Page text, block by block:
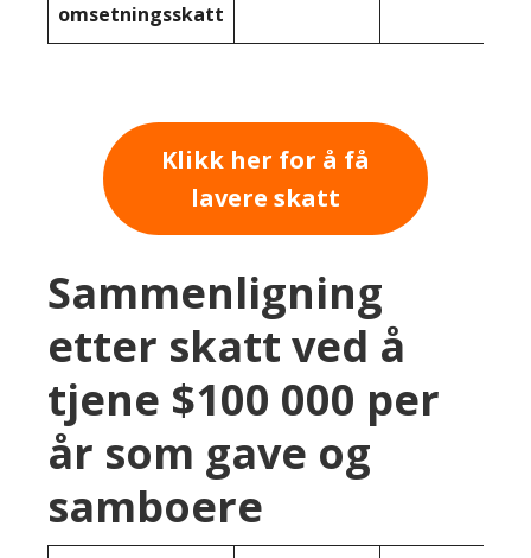
omsetningsskatt
Klikk her for å få
lavere skatt
Sammenligning
etter skatt ved å
tjene $100 000 per
år som gave og
samboere